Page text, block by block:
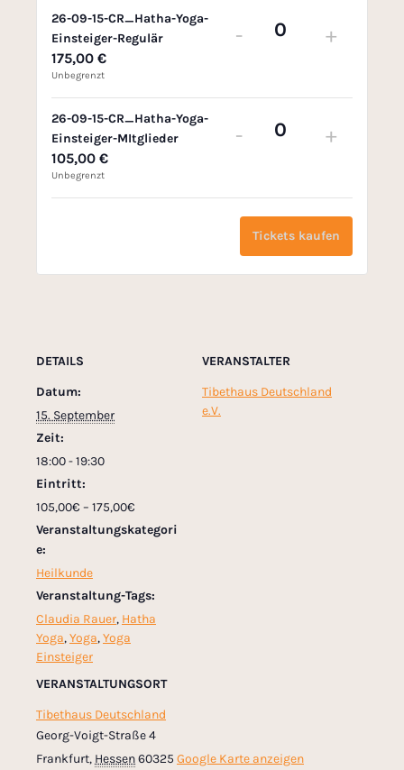
DETAILS
Datum:
15. September
Zeit:
18:00 - 19:30
Eintritt:
105,00€ – 175,00€
Veranstaltungskategori
e:
Heilkunde
Veranstaltung-Tags:
Claudia Rauer, Hatha
Yoga,Yoga,Yoga
Einsteiger
VERANSTALTUNGSORT
Tibethaus Deutschland
Georg-Voigt-Straße 4
Frankfurt, Hessen60325 Google Karte anzeigen
VERANSTALTER
Tibethaus Deutschland
e.V.
26-09-15-CR_Hatha-Yoga-
Einsteiger-Regulär
175,00 €
Unbegrenzt
-
A
h
+
26-09-15-CR_Hatha-Yoga-
Einsteiger-MItglieder
105,00 €
Unbegrenzt
-
A
a
h
+
Tickets kaufen